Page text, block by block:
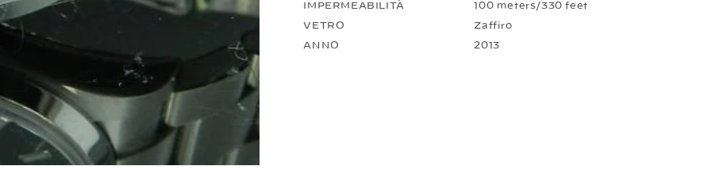
IMPERMEABILITÀ 100 meters/330 feet
VETRO Zaffiro
ANNO 2013